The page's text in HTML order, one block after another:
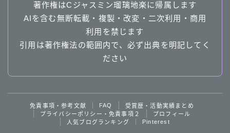
著作権はCジャスミン瑠璃地楽に帰属します
AIを含む無断転載・複製・改変・二次利用・商用
利用を禁じます
引用は著作権法の範囲内で、必ず出典を明記してく
ださい
免責事項・参考文献 FAQ
受賞歴・活動実績まとめ
プライバシーポリシー・免責事項２
プロフィール
人気ブログランキング
Pinterest